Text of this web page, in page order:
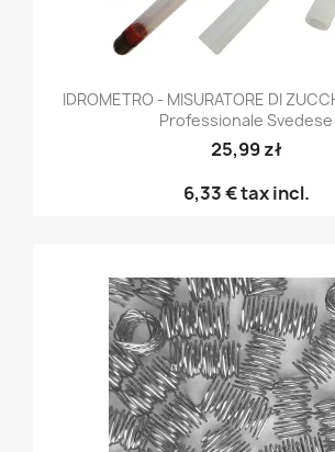
IDROMETRO - MISURATORE DI
Professionale Svedese
25,99 zł
6,33 €tax incl.